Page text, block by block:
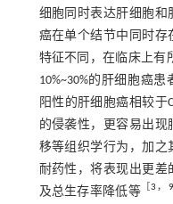
细胞同时表达肝细胞和
癌在单个结节中同时存
特征不同，在临床上有
10%~30%的肝细胞癌
阳性的肝细胞癌相较于
的侵袭性，更容易出
移等组织学行为，加之
耐药性，将表现出更差
及总生存率降低等 ［3 ，9